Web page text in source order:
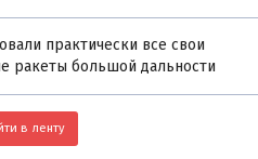
практически все свои
ракеты большой дальности
в ленту